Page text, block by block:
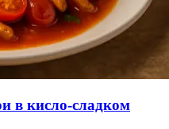
в кисло-сладком